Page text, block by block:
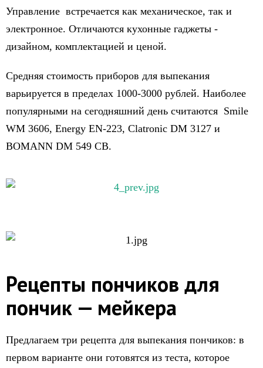
Управление встречается как механическое, так и
электронное. Отличаются кухонные гаджеты -
дизайном, комплектацией и ценой.
Средняя стоимость приборов для выпекания
варьируется в пределах 1000-3000 рублей. Наиболее
популярными на сегодняшний день считаются Smile
WM 3606, Energy EN-223, Clatronic DM 3127 и
BOMANN DM 549 CB.
Рецепты пончиков для
пончик — мейкера
Предлагаем три рецепта для выпекания пончиков: в
первом варианте они готовятся из теста, которое